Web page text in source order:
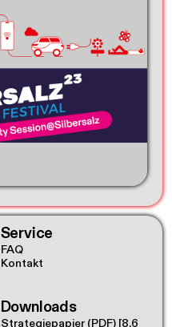
Service
FAQ
Kontakt
Downloads
Strategiepapier (PDF)[8.6